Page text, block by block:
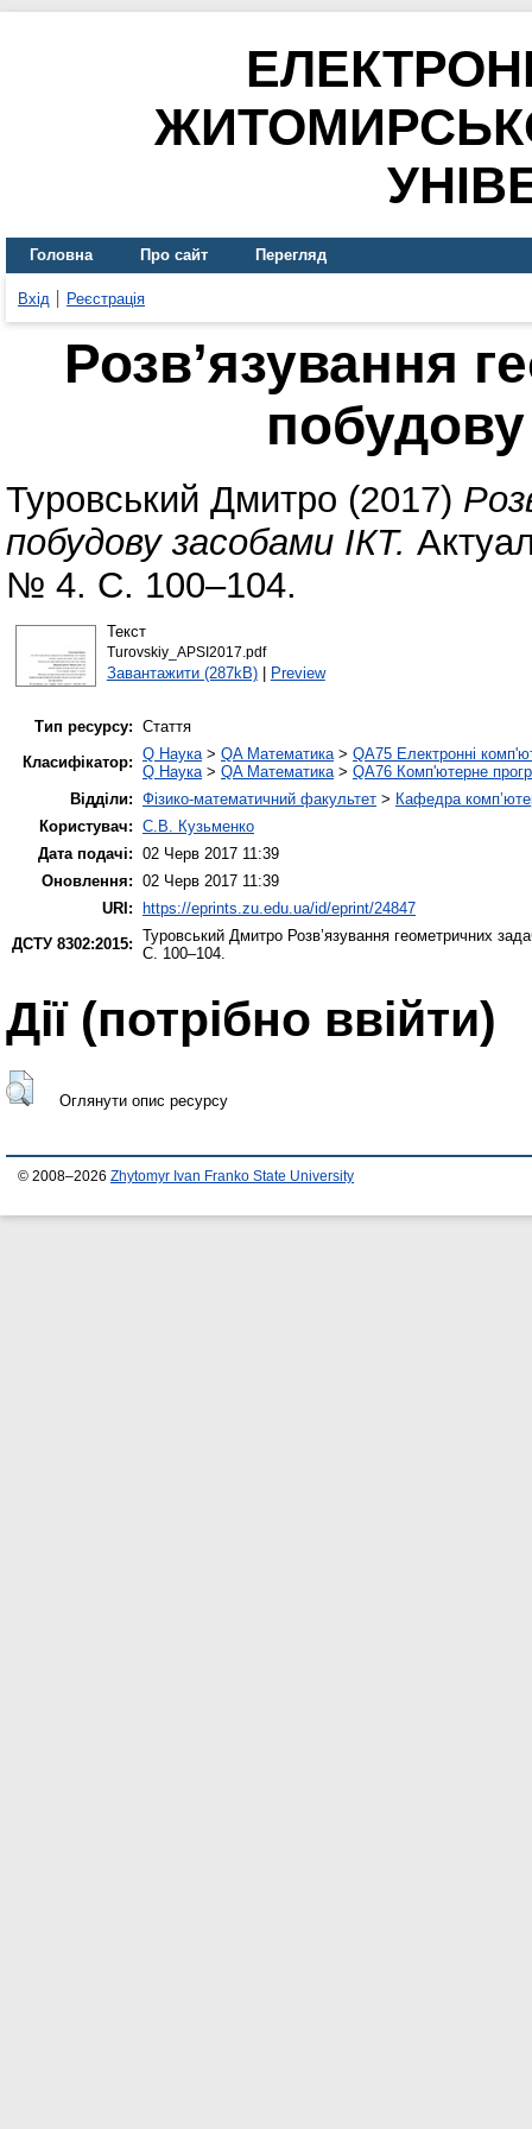
Головна Про сайт Перегляд
Вхід Реєстрація
Розв’язування
Туровський Дмитро (2017)
побудову засобами ІКТ.
№ 4. С. 100–104.
Текст
Turovskiy_APSI2017.pdf
Завантажити (287kB)| Preview
Тип ресурсу: Стаття
Класифікатор: Q Наука> QA Математика> QA75 Електронні
Q Наука> QA Математика> QA76 Комп'ютерне
Відділи: Фізико-математичний факультет > Кафедра
Користувач: С.В. Кузьменко
Дата подачі: 02 Черв 2017 11:39
Оновлення: 02 Черв 2017 11:39
URI:
https://eprints.zu.edu.ua/id/eprint/24847
ДСТУ 8302:2015: Туровський Дмитро Розв’язування геометричних
С. 100–104.
Дії ​​(потрібно ввійти)
Оглянути опис ресурсу
© 2008–2026 Zhytomyr Ivan Franko State University